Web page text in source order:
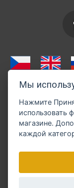
Оплату
Мы
Нажмите
использовать
магазине. Дополнительную информацию по
каждой